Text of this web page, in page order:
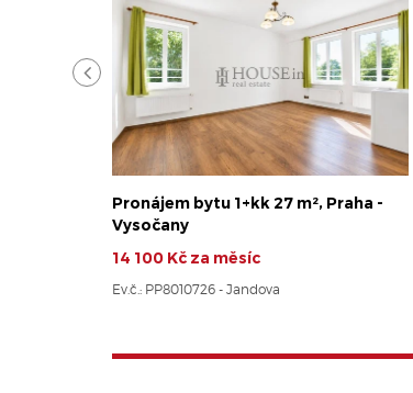
Pronájem bytu 1+kk 27 m², Praha -
Vysočany
14 100 Kč za měsíc
Ev.č.: PP8010726 - Jandova